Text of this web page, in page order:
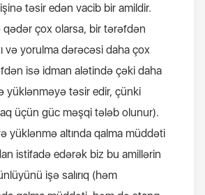
təsir edən vacib bir amildir.
çox olarsa, bir tərəfdən
və yorulma dərəcəsi daha çox
isə idman alətində çəki daha
yüklənməyə təsir edir, çünki
üçün güc məşqi tələb olunur).
yüklənmə altında qalma müddəti
istifadə edərək biz bu amillərin
işə salırıq (həm